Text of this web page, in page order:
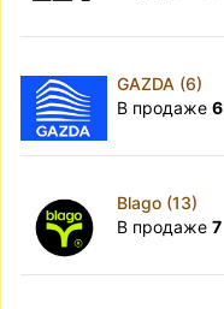
GAZDA (6)
В продаже 6
Blago (13)
В продаже 7